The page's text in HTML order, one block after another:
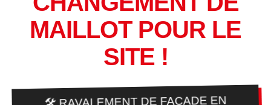
MAILLOT POUR LE
SITE !
🛠️ RAVALEMENT DE FAÇADE EN